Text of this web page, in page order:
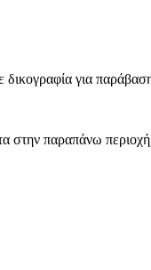
για παράβαση
στην παραπάνω